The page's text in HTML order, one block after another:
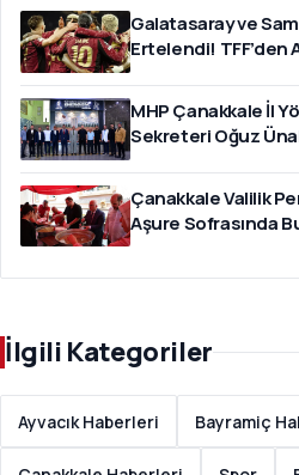
Galatasaray ve
Ertelendi! TFF’den
MHP Çanakkale İl
Sekreteri Oğuz
Çanakkale Valilik
Aşure Sofrasında
İlgili Kategoriler
Ayvacık Haberleri Bayramiç